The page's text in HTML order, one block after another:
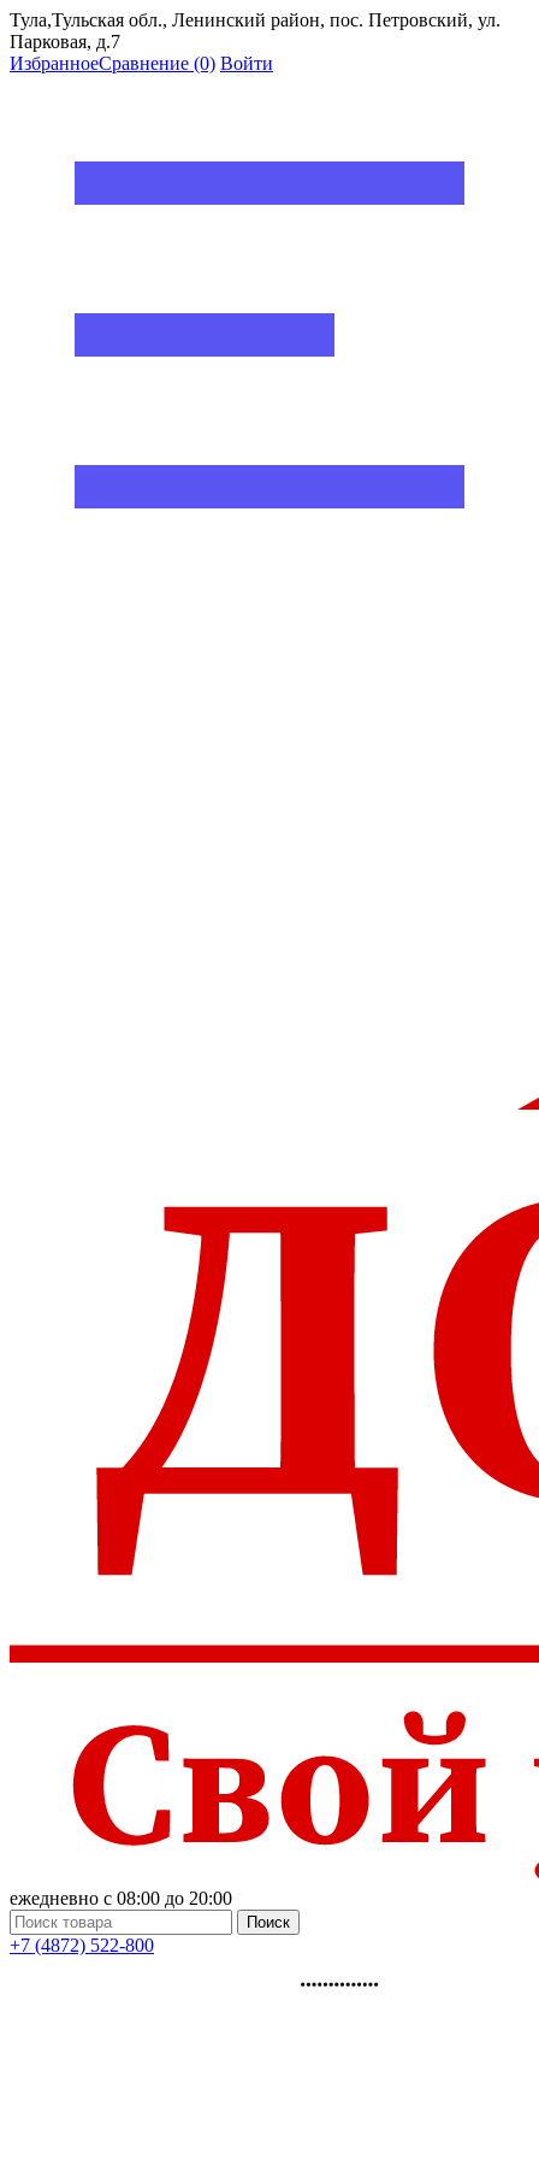
Тула,Тульская обл., Ленинский район, пос. Петровский, ул.
Парковая, д.7
ИзбранноеСравнение (0) Войти
ежедневно с 08:00 до 20:00
Поиск
+7 (4872) 522-800